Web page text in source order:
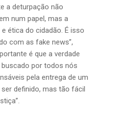
a deturpação não
num papel, mas a
ética do cidadão. É isso
com as fake news”,
é que a verdade
por todos nós
pela entrega de um
definido, mas tão fácil